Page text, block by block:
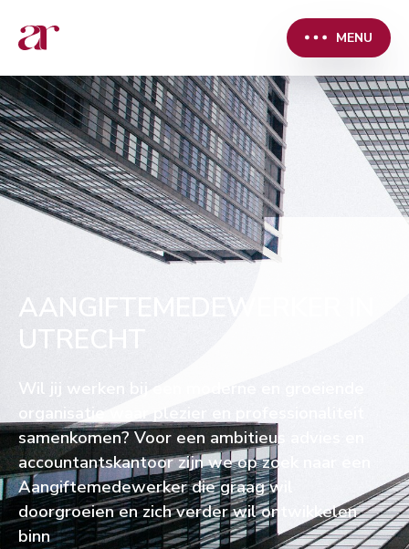
MENU
AANGIFTEMEDEWERKER IN
UTRECHT
Wil jij werken bij een moderne en groeiende
organisatie waar plezier en professionaliteit
samenkomen? Voor een ambitieus advies en
accountantskantoor zijn we op zoek naar een
Aangiftemedewerker die graag wil
doorgroeien en zich verder wil ontwikkelen
binn